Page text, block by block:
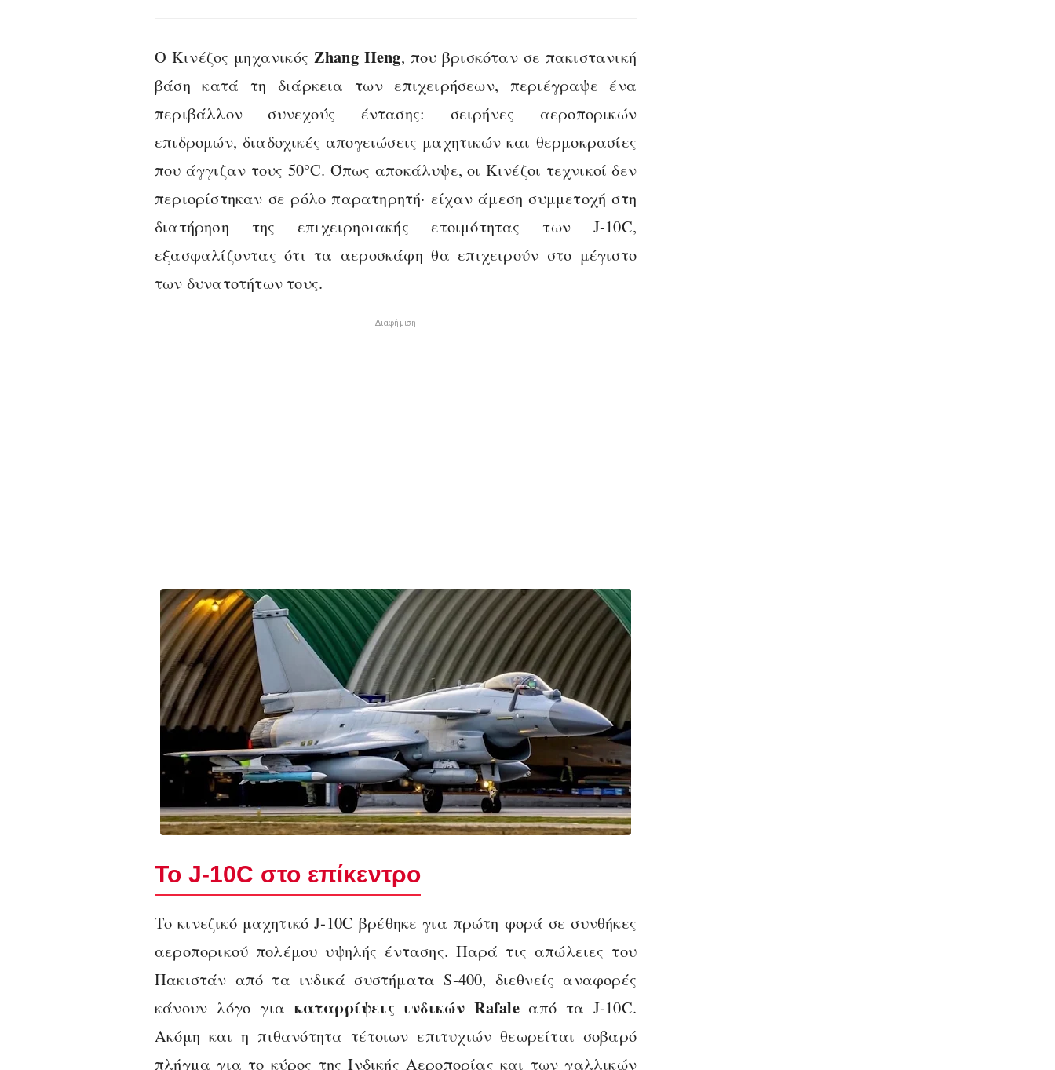
Ο Κινέζος μηχανικός Zhang Heng, που βρισκόταν σε πακιστανική
βάση κατά τη διάρκεια των επιχειρήσεων, περιέγραψε ένα
περιβάλλον συνεχούς έντασης: σειρήνες αεροπορικών
επιδρομών, διαδοχικές απογειώσεις μαχητικών και θερμοκρασίες
που άγγιζαν τους 50°C. Όπως αποκάλυψε, οι Κινέζοι τεχνικοί δεν
περιορίστηκαν σε ρόλο παρατηρητή· είχαν άμεση συμμετοχή στη
διατήρηση της επιχειρησιακής ετοιμότητας των J‑10C,
εξασφαλίζοντας ότι τα αεροσκάφη θα επιχειρούν στο μέγιστο
των δυνατοτήτων τους.
Διαφήμιση
Το J‑10C στο επίκεντρο
Το κινεζικό μαχητικό J‑10C βρέθηκε για πρώτη φορά σε συνθήκες
αεροπορικού πολέμου υψηλής έντασης. Παρά τις απώλειες του
Πακιστάν από τα ινδικά συστήματα S‑400, διεθνείς αναφορές
κάνουν λόγο για καταρρίψεις ινδικών Rafaleαπό τα J‑10C.
Ακόμη και η πιθανότητα τέτοιων επιτυχιών θεωρείται σοβαρό
πλήγμα για το κύρος της Ινδικής Αεροπορίας και των γαλλικών